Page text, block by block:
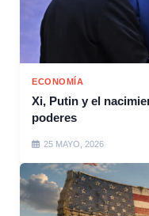
ECONOMÍA
Xi, Putin y el
poderes
25 MAYO, 2026